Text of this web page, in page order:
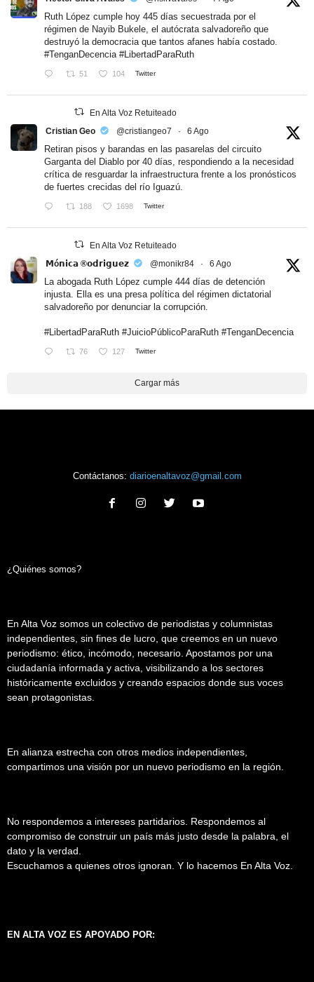
Ruth López cumple hoy 445 días secuestrada por el
régimen de Nayib Bukele, el autócrata salvadoreño que
destruyó la democracia que tantos afanes había costado.
#TenganDecencia #LibertadParaRuth
51 104 Twitter
En Alta Voz Retuiteado
Cristian Geo
@cristiangeo7 · 6 Ago
Retiran pisos y barandas en las pasarelas del circuito
Garganta del Diablo por 40 días, respondiendo a la necesidad
crítica de resguardar la infraestructura frente a los pronósticos
de fuertes crecidas del río Iguazú.
188 1698 Twitter
En Alta Voz Retuiteado
𝗠ó𝗻𝗶𝗰𝗮 ®𝗼𝗱𝗿𝗶𝗴𝘂𝗲𝘇
@monikr84 · 6 Ago
La abogada Ruth López cumple 444 días de detención
injusta. Ella es una presa política del régimen dictatorial
salvadoreño por denunciar la corrupción.
#LibertadParaRuth #JuicioPúblicoParaRuth #TenganDecencia
76 127 Twitter
Cargar más
Contáctanos: diarioenaltavoz@gmail.com
¿Quiénes somos?
En Alta Voz somos un colectivo de periodistas y columnistas
independientes, sin fines de lucro, que creemos en un nuevo
periodismo: ético, incómodo, necesario. Apostamos por una
ciudadanía informada y activa, visibilizando a los sectores
históricamente excluidos y creando espacios donde sus voces
sean protagonistas.
En alianza estrecha con otros medios independientes,
compartimos una visión por un nuevo periodismo en la región.
No respondemos a intereses partidarios. Respondemos al
compromiso de construir un país más justo desde la palabra, el
dato y la verdad.
Escuchamos a quienes otros ignoran. Y lo hacemos En Alta Voz.
EN ALTA VOZ ES APOYADO POR: